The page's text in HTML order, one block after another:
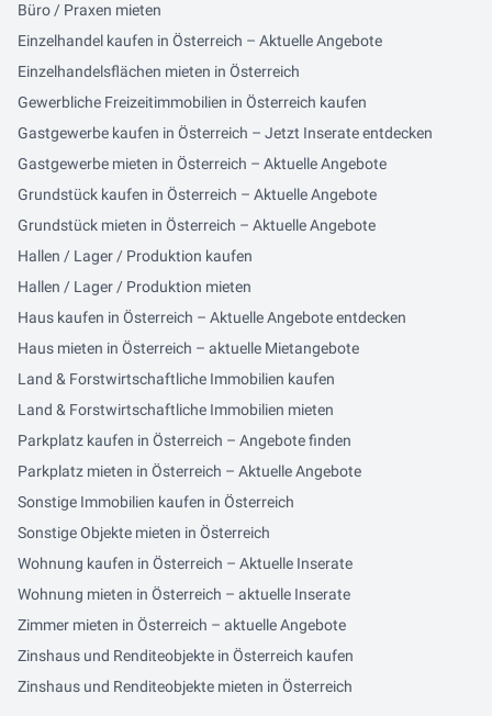
Büro / Praxen mieten
Einzelhandel kaufen in Österreich – Aktuelle Angebote
Einzelhandelsflächen mieten in Österreich
Gewerbliche Freizeitimmobilien in Österreich kaufen
Gastgewerbe kaufen in Österreich – Jetzt Inserate entdecken
Gastgewerbe mieten in Österreich – Aktuelle Angebote
Grundstück kaufen in Österreich – Aktuelle Angebote
Grundstück mieten in Österreich – Aktuelle Angebote
Hallen / Lager / Produktion kaufen
Hallen / Lager / Produktion mieten
Haus kaufen in Österreich – Aktuelle Angebote entdecken
Haus mieten in Österreich – aktuelle Mietangebote
Land & Forstwirtschaftliche Immobilien kaufen
Land & Forstwirtschaftliche Immobilien mieten
Parkplatz kaufen in Österreich – Angebote finden
Parkplatz mieten in Österreich – Aktuelle Angebote
Sonstige Immobilien kaufen in Österreich
Sonstige Objekte mieten in Österreich
Wohnung kaufen in Österreich – Aktuelle Inserate
Wohnung mieten in Österreich – aktuelle Inserate
Zimmer mieten in Österreich – aktuelle Angebote
Zinshaus und Renditeobjekte in Österreich kaufen
Zinshaus und Renditeobjekte mieten in Österreich